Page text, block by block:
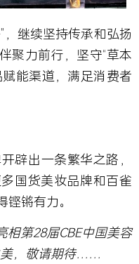
，继续坚持传承和弘扬
聚力前行，坚守“草本
能渠道，满足消费者
辟出一条繁华之路，
国货美妆品牌和百雀
锵有力。
相第28届CBE中国美容
，敬请期待……